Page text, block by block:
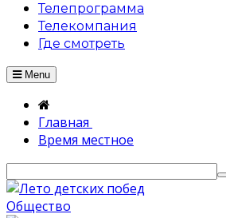
Телепрограмма
Телекомпания
Где смотреть
Menu
Главная
Время местное
Общество